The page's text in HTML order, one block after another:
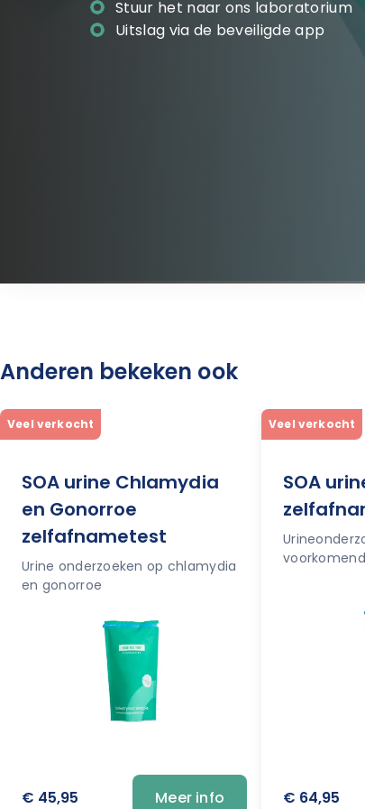
Stuur het naar ons laboratorium
Uitslag via de beveiligde app
Anderen bekeken ook
Veel verkocht
SOA urine Chlamydia
en Gonorroe
zelfafnametest
Urine onderzoeken op chlamydia
en gonorroe
€ 45,95 Meer info
Veel verkocht
SOA
€ 64,95